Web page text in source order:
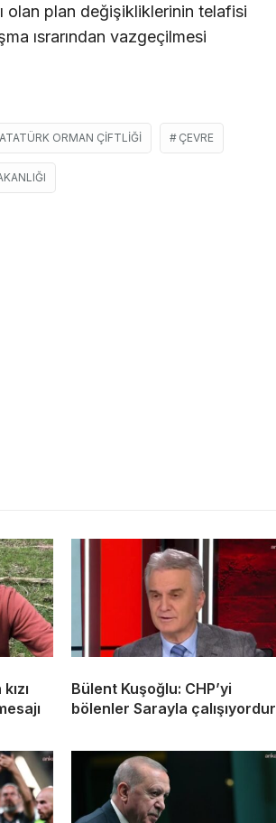
olan plan değişikliklerinin telafisi
ısrarından vazgeçilmesi
ATATÜRK ORMAN ÇIFTLIĞI ÇEVRE
Bülent Kuşoğlu: CHP’yi
bölenler Sarayla çalışıyordur